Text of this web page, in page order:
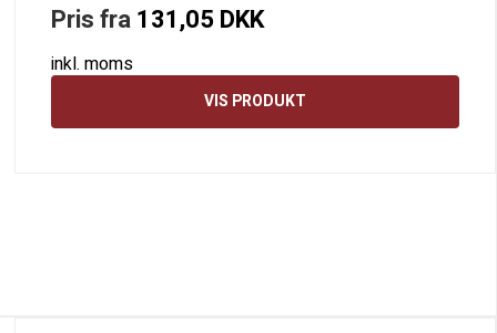
Pris fra131,05 DKK
inkl. moms
VIS PRODUKT